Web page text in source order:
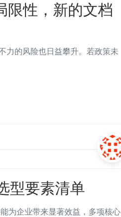
限性，新的文档
力的风险也日益攀升。若政策未
型要素清单
为企业带来显著效益，多项核心